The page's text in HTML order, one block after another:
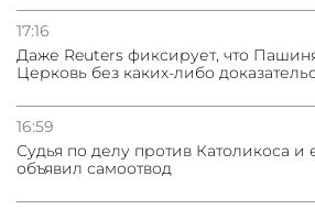
17:16
Даже Reuters фиксирует, что
Церковь без каких-либо
16:59
Судья по делу против Католикоса и
объявил самоотвод
Сотрудничество и очереди – детали
погрануправления СНБ Армении в